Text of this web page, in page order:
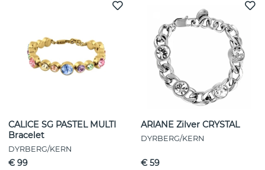
CALICE SG PASTEL MULTI
Bracelet
DYRBERG/KERN
€ 99
ARIANE Zilver CRYSTAL
DYRBERG/KERN
€ 59